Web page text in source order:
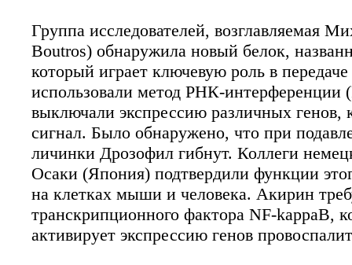
Группа исследователей, возглавляемая
Boutros) обнаружила новый белок,
который играет ключевую роль в
использовали метод РНК-
выключали экспрессию различных
сигнал. Было обнаружено, что при
личинки Дрозофил гибнут. Коллеги
Осаки (Япония) подтвердили функции
на клетках мыши и человека. Акирин
транскрипционного фактора NF-kappaB,
активирует экспрессию генов